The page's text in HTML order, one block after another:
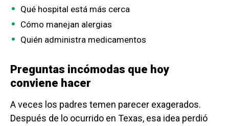
Qué hospital está más cerca
Cómo manejan alergias
Quién administra medicamentos
Preguntas incómodas que hoy
conviene hacer
A veces los padres temen parecer exagerados.
Después de lo ocurrido en Texas, esa idea perdió